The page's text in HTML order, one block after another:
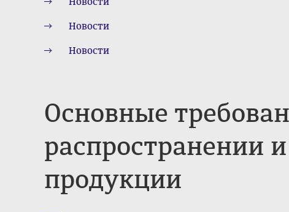
Новости
Новости
Основные
распространении
продукции